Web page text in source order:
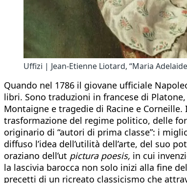
Uffizi | Jean-Etienne Liotard, “Maria
Quando nel 1786 il giovane ufficiale
libri. Sono traduzioni in francese di
Montaigne e tragedie di Racine e
trasformazione del regime politico, delle
originario di “autori di prima classe”: i
diffuso l’idea dell’utilità dell’arte, del suo
oraziano dell’ut pictura poesis, in cui
la lascivia barocca non solo inizi alla fine
precetti di un ricreato classicismo che